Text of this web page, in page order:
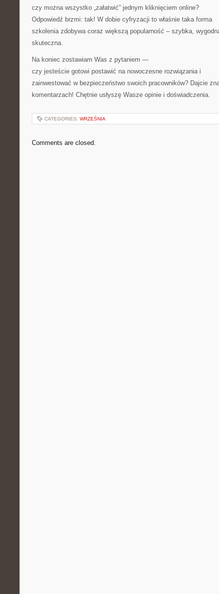
czy można wszystko „załatwić” jednym kliknięciem online?
Odpowiedź brzmi: tak! W dobie cyfryzacji to właśnie taka forma
szkolenia zdobywa coraz większą popularność – szybka,
skuteczna.
Na koniec zostawiam Was z pytaniem —
czy jesteście gotowi postawić na nowoczesne rozwiązania i
zainwestować w bezpieczeństwo swoich pracowników? Dajcie
komentarzach! Chętnie usłyszę Wasze opinie i doświadczenia.
CATEGORIES: WRZEŚNIA
Comments are closed.